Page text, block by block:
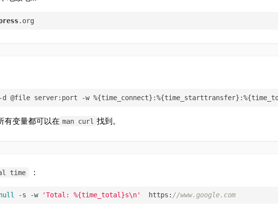
.org
d @file server:port -w
有变量都可以在 man curl 找到。
time ：
-s -w 'Total: %{time_total}s\n'
  https:
//www.google.com